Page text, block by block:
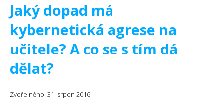
Jaký dopad má
kybernetická agrese na
učitele? A co se s tím dá
dělat?
Zveřejněno: 31. srpen 2016